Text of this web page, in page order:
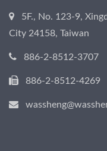
5F., No. 123-9,
City 24158, Taiwan
886-2-8512-3707
886-2-8512-4269